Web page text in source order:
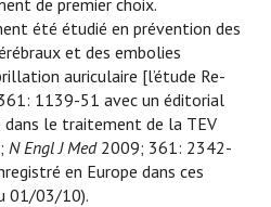
de premier choix.
été étudié en prévention des
et des embolies
auriculaire [l’étude Re-
1139-51 avec un éditorial
le traitement de la TEV
N Engl J Med2009; 361: 2342-
en Europe dans ces
01/03/10).